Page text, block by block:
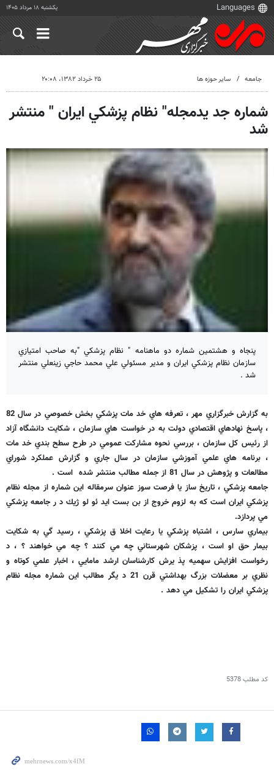
یکشنبه ۱۸ مرداد ۱۴۰۵
جامعه سایر حوزه ها ۲۵ خرداد ۱۳۸۲، ۲۰:۰۸
شماره جد يدمجله" نظام پزشكي ايران " منتشر
شد
پنجاه و هشتمين شماره دو ماهنامه " نظام پزشكي "به صاحب امتيازي
سازمان نظام پزشكي ايران و مدير مسئولي علي محمد حاجي زينعلي منتشر
شد .
به گزارش خبرگزاري مهر ، تعرفه هاي خد مات پزشكي بخش خصوصي در سال 82
، پاسخ نهادهاي اقتصادي دولت به در خواست هاي سازمان ، شكايت دانشگاه آزاد
از رئيس كل سازمان ، بررسي نحوه مشاركت عمومي در طرح سطح بندي خد مات
، برنامه هاي علمي آموزشي سازمان در سال جاري و گزارش عملكرد شوراي
مطالعات و پژوهش در سال 81 از جمله مطالب منتشر شده است .
جامعه پزشكي ، تاريخ ساز يا فرصت سوز عنوان سرمقاله اين شماره از مجله نظام
پزشكي ايران است كه به لزوم خروج از بن بست ايد ئو لو ژيك د ر جامعه پزشكي
مي پردازد.
بيماري سارس ، اشتباه پزشكي يا رعايت اخلا ق پزشكي ، رسيد گي به شكايت
بيمار حق او است ، پزشكان شهرستاني چه مي كنند ؟ چه مي خواهند ؟ ، د
رخواست افزايش سهميه پذ يرش كارشناسان ارشد مامايي ، اخبار علمي كوتاه و
نظري بر معضلات بزرگ بهداشتي قرن 21 د يگر مطالب اين شماره مجله نظام
پزشكي ايران را تشكيل مي دهد .
کد مطلب5378